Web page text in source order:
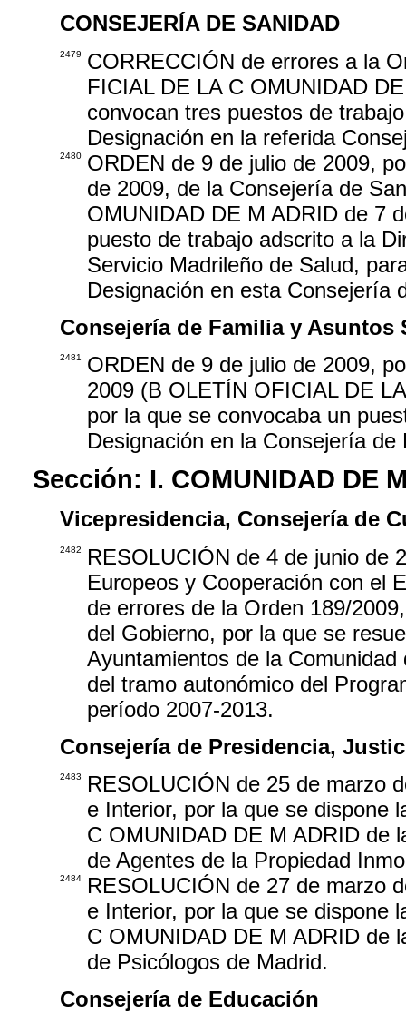
CONSEJERÍA DE SANIDAD
2479
CORRECCIÓN de errores a la
FICIAL DE LA C OMUNIDAD
convocan tres puestos de
Designación en la referida
2480
ORDEN de 9 de julio de 2009,
de 2009, de la Consejería de
OMUNIDAD DE M ADRID de 7
puesto de trabajo adscrito a la
Servicio Madrileño de Salud,
Designación en esta Consejería
Consejería de Familia y Asuntos
2481
ORDEN de 9 de julio de 2009,
2009 (B OLETÍN OFICIAL DE
por la que se convocaba un
Designación en la Consejería
Sección: I. COMUNIDAD DE
Vicepresidencia, Consejería de
2482
RESOLUCIÓN de 4 de junio de
Europeos y Cooperación con el
de errores de la Orden 189/
del Gobierno, por la que se
Ayuntamientos de la
del tramo autonómico del
período 2007-2013.
Consejería de Presidencia,
2483
RESOLUCIÓN de 25 de marzo
e Interior, por la que se dispone
C OMUNIDAD DE M ADRID de
de Agentes de la Propiedad
2484
RESOLUCIÓN de 27 de marzo
e Interior, por la que se dispone
C OMUNIDAD DE M ADRID de
de Psicólogos de Madrid.
Consejería de Educación